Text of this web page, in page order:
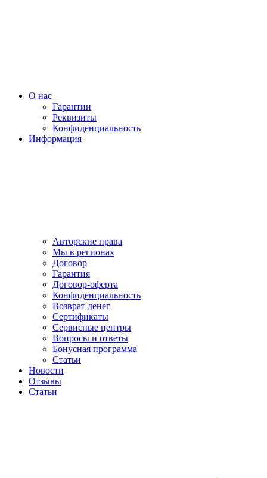
О нас
Гарантии
Реквизиты
Конфиденциальность
Информация
Авторские права
Мы в регионах
Договор
Гарантия
Договор-оферта
Конфиденциальность
Возврат денег
Сертификаты
Сервисные центры
Вопросы и ответы
Бонусная программа
Статьи
Новости
Отзывы
Статьи